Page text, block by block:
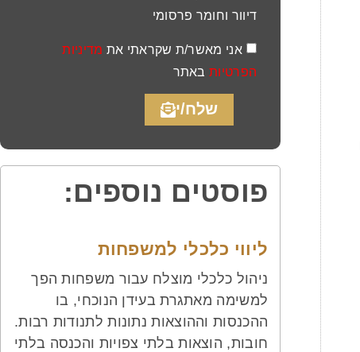
דיוור וחומר פרסומי
אני מאשר/ת שקראתי את מדיניות
הפרטיות באתר
שלח/י
פוסטים נוספים:
ליווי כלכלי למשפחות
ניהול כלכלי מוצלח עבור משפחות הפך
למשימה מאתגרת בעידן הנוכחי, בו
ההכנסות וההוצאות נתונות לתנודות רבות.
חובות, הוצאות בלתי צפויות והכנסה בלתי